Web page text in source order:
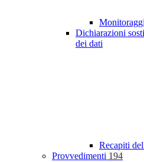
Dichiarazioni
dei dati
Recapiti
Provvedimenti 194